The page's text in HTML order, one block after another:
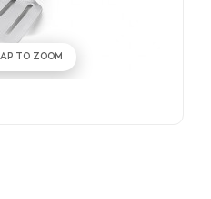
TO ZOOM